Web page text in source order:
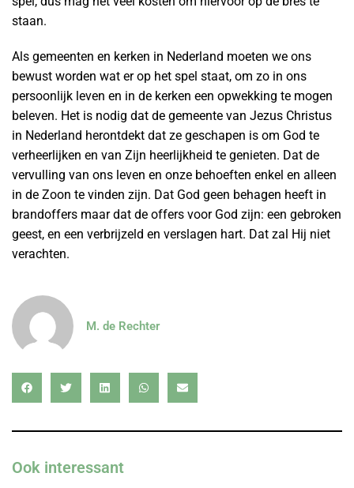
staan.
Als gemeenten en kerken in Nederland moeten we ons
bewust worden wat er op het spel staat, om zo in ons
persoonlijk leven en in de kerken een opwekking te mogen
beleven. Het is nodig dat de gemeente van Jezus Christus
in Nederland herontdekt dat ze geschapen is om God te
verheerlijken en van Zijn heerlijkheid te genieten. Dat de
vervulling van ons leven en onze behoeften enkel en alleen
in de Zoon te vinden zijn. Dat God geen behagen heeft in
brandoffers maar dat de offers voor God zijn: een gebroken
geest, en een verbrijzeld en verslagen hart. Dat zal Hij niet
verachten.
M. de Rechter
Ook interessant